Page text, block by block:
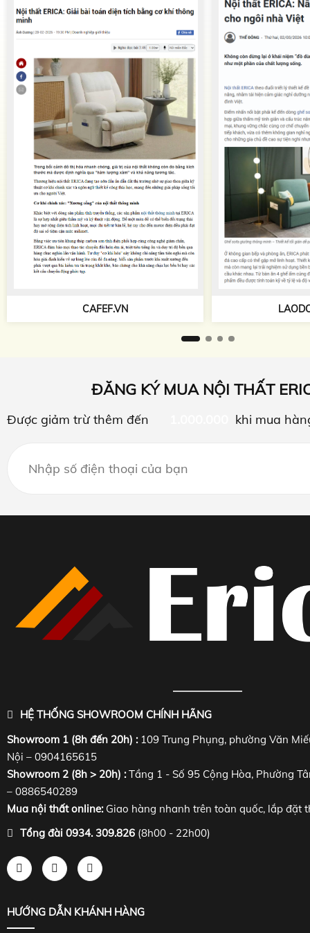
LAODONG.VN
ĐĂNG KÝ MUA NỘI THẤT
Được giảm trừ thêm đến khi mua
HỆ THỐNG SHOWROOM CHÍNH HÃNG
Showroom 1 (8h đến 20h) : 109 Trung Phụng, phường Văn
Nội – 0904165615
Showroom 2 (8h > 20h) :Tầng 1 - Số 95 Cộng Hòa, Phường
– 0886540289
Mua nội thất online:Giao hàng nhanh trên toàn quốc, lắp đặt
Tổng đài 0934. 309.826 (8h00 - 22h00)
HƯỚNG DẪN KHÁNH HÀNG